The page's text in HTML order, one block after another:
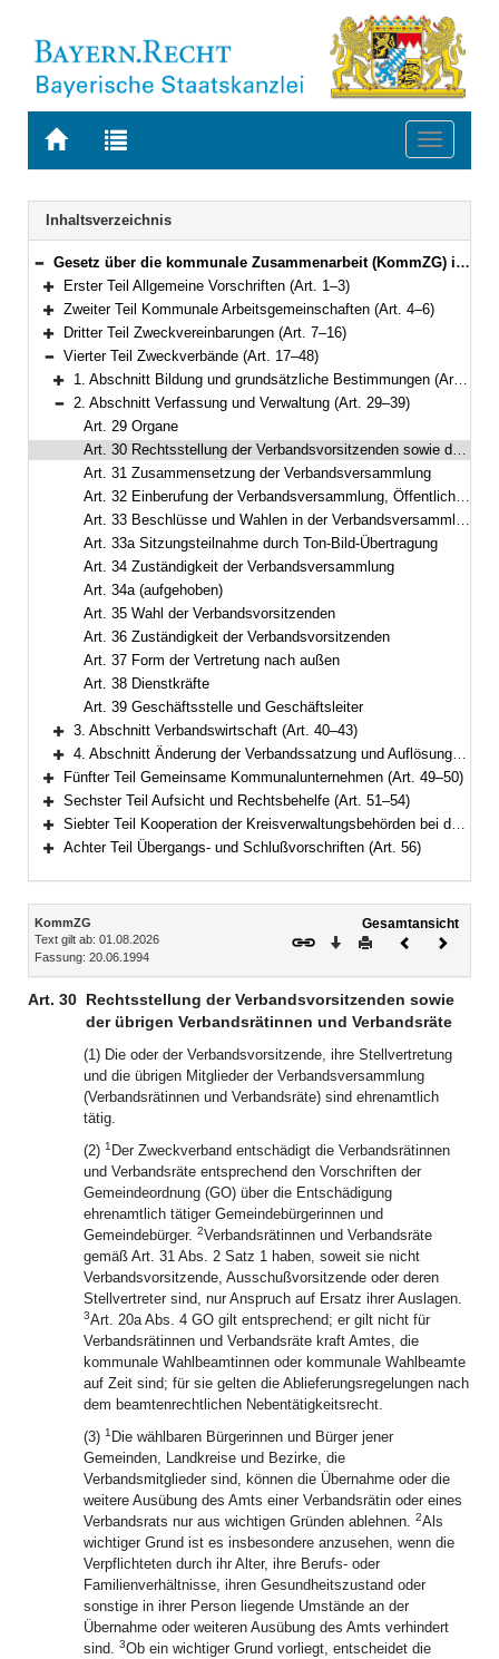
Zur
BAYERN.RECHT
Zur
letzten
Suche
Toggle
Navigation
Inhaltsverzeichnis
Bereich reduzieren
Gesetz über die kommunale Zusammenarbeit (KommZG) in der Fassung der Bekanntmachung vom 20. Juni 1994 (GVBl. S. 555; 1995 S. 98) BayRS 2020-6-1-I (Art. 1–56)
Bereich erweitern
Erster Teil Allgemeine Vorschriften (Art. 1–3)
Bereich erweitern
Zweiter Teil Kommunale Arbeitsgemeinschaften (Art. 4–6)
Bereich erweitern
Dritter Teil Zweckvereinbarungen (Art. 7–16)
Bereich reduzieren
Vierter Teil Zweckverbände (Art. 17–48)
Bereich erweitern
1. Abschnitt Bildung und grundsätzliche Bestimmungen (Art. 17–28)
Bereich reduzieren
2. Abschnitt Verfassung und Verwaltung (Art. 29–39)
Art. 29 Organe
Art. 30 Rechtsstellung der Verbandsvorsitzenden sowie der übrigen Verbandsrätinnen und Verbandsräte
Art. 31 Zusammensetzung der Verbandsversammlung
Art. 32 Einberufung der Verbandsversammlung, Öffentlichkeit
Art. 33 Beschlüsse und Wahlen in der Verbandsversammlung
Art. 33a Sitzungsteilnahme durch Ton-Bild-Übertragung
Art. 34 Zuständigkeit der Verbandsversammlung
Art. 34a (aufgehoben)
Art. 35 Wahl der Verbandsvorsitzenden
Art. 36 Zuständigkeit der Verbandsvorsitzenden
Art. 37 Form der Vertretung nach außen
Art. 38 Dienstkräfte
Art. 39 Geschäftsstelle und Geschäftsleiter
Bereich erweitern
3. Abschnitt Verbandswirtschaft (Art. 40–43)
Bereich erweitern
4. Abschnitt Änderung der Verbandssatzung und Auflösung (Art. 44–48)
Bereich erweitern
Fünfter Teil Gemeinsame Kommunalunternehmen (Art. 49–50)
Bereich erweitern
Sechster Teil Aufsicht und Rechtsbehelfe (Art. 51–54)
Bereich erweitern
Siebter Teil Kooperation der Kreisverwaltungsbehörden bei der Wahrnehmung staatlicher Aufgaben (Art. 55)
Achter Teil Übergangs- und Schlußvorschriften (Art. 56)
Inhalt
KommZG
Text gilt ab: 01.08.2026
Fassung: 20.06.1994
Gesamtansicht
Download
DruckenVorheriges
Art. 30 Rechtsstellung der Verbandsvorsitzenden sowie
der übrigen Verbandsrätinnen und Verbandsräte
(1) Die oder der Verbandsvorsitzende, ihre Stellvertretung
und die übrigen Mitglieder der Verbandsversammlung
(Verbandsrätinnen und Verbandsräte) sind ehrenamtlich
tätig.
(2) 1 Der Zweckverband entschädigt die Verbandsrätinnen
und Verbandsräte entsprechend den Vorschriften der
Gemeindeordnung (GO) über die Entschädigung
ehrenamtlich tätiger Gemeindebürgerinnen und
Gemeindebürger. 2Verbandsrätinnen und Verbandsräte
gemäß Art. 31 Abs. 2 Satz 1 haben, soweit sie nicht
Verbandsvorsitzende, Ausschußvorsitzende oder deren
Stellvertreter sind, nur Anspruch auf Ersatz ihrer Auslagen.
3Art. 20a Abs. 4 GO gilt entsprechend; er gilt nicht für
Verbandsrätinnen und Verbandsräte kraft Amtes, die
kommunale Wahlbeamtinnen oder kommunale Wahlbeamte
auf Zeit sind; für sie gelten die Ablieferungsregelungen nach
dem beamtenrechtlichen Nebentätigkeitsrecht.
(3) 1 Die wählbaren Bürgerinnen und Bürger jener
Gemeinden, Landkreise und Bezirke, die
Verbandsmitglieder sind, können die Übernahme oder die
weitere Ausübung des Amts einer Verbandsrätin oder eines
Verbandsrats nur aus wichtigen Gründen ablehnen. 2Als
wichtiger Grund ist es insbesondere anzusehen, wenn die
Verpflichteten durch ihr Alter, ihre Berufs- oder
Familienverhältnisse, ihren Gesundheitszustand oder
sonstige in ihrer Person liegende Umstände an der
Übernahme oder weiteren Ausübung des Amts verhindert
sind. 3Ob ein wichtiger Grund vorliegt, entscheidet die